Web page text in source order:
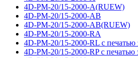
4D-PM-20/15-2000-A(RUEW)
4D-PM-20/15-2000-AB
4D-PM-20/15-2000-AB(RUEW)
4D-PM-20/15-2000-RA
4D-PM-20/15-2000-RL с печатью
4D-PM-20/15-2000-RP с печатью